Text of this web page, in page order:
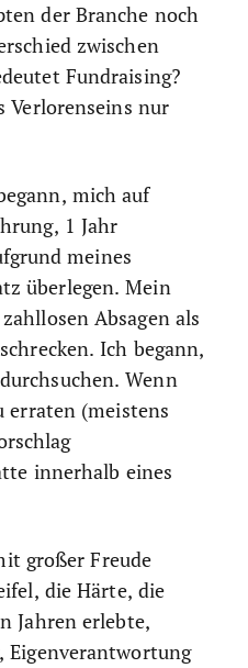
der Branche noch
zwischen
Fundraising?
Verlorenseins nur
mich auf
1 Jahr
meines
überlegen. Mein
Absagen als
Ich begann,
Wenn
erraten (meistens
innerhalb eines
großer Freude
die Härte, die
Jahren erlebte,
Eigenverantwortung